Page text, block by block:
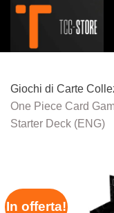
Salta
Giochi di Carte
One Piece Card
Starter Deck (ENG)
In offerta!